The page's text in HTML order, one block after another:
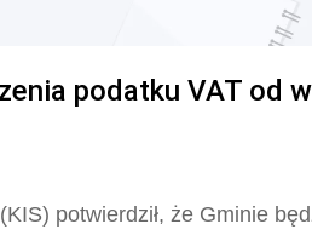
podatku VAT od
potwierdził, że Gminie